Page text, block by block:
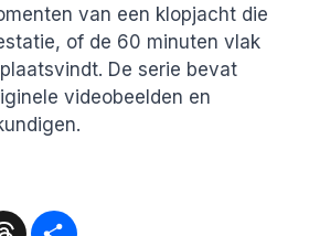
van een klopjacht die
of de 60 minuten vlak
De serie bevat
videobeelden en
Threads